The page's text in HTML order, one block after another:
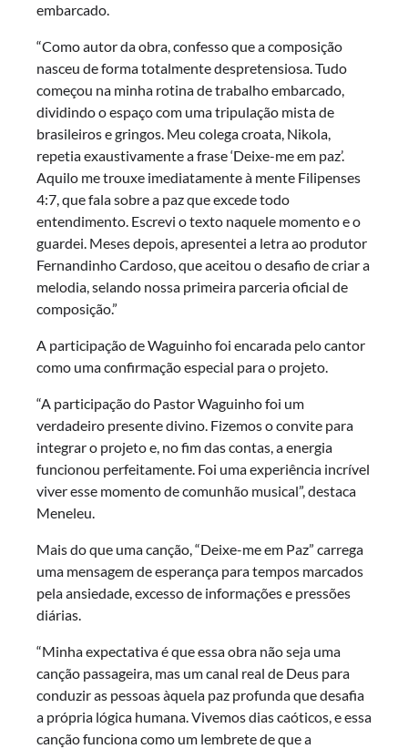
embarcado.
“Como autor da obra, confesso que a composição
nasceu de forma totalmente despretensiosa. Tudo
começou na minha rotina de trabalho embarcado,
dividindo o espaço com uma tripulação mista de
brasileiros e gringos. Meu colega croata, Nikola,
repetia exaustivamente a frase ‘Deixe-me em paz’.
Aquilo me trouxe imediatamente à mente Filipenses
4:7, que fala sobre a paz que excede todo
entendimento. Escrevi o texto naquele momento e o
guardei. Meses depois, apresentei a letra ao produtor
Fernandinho Cardoso, que aceitou o desafio de criar a
melodia, selando nossa primeira parceria oficial de
composição.”
A participação de Waguinho foi encarada pelo cantor
como uma confirmação especial para o projeto.
“A participação do Pastor Waguinho foi um
verdadeiro presente divino. Fizemos o convite para
integrar o projeto e, no fim das contas, a energia
funcionou perfeitamente. Foi uma experiência incrível
viver esse momento de comunhão musical”, destaca
Meneleu.
Mais do que uma canção, “Deixe-me em Paz” carrega
uma mensagem de esperança para tempos marcados
pela ansiedade, excesso de informações e pressões
diárias.
“Minha expectativa é que essa obra não seja uma
canção passageira, mas um canal real de Deus para
conduzir as pessoas àquela paz profunda que desafia
a própria lógica humana. Vivemos dias caóticos, e essa
canção funciona como um lembrete de que a